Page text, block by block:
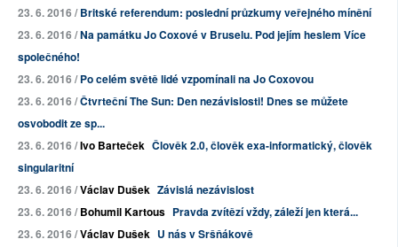
23. 6. 2016 /Britské referendum: poslední průzkumy veřejného mínění
23. 6. 2016 /Na památku Jo Coxové v Bruselu. Pod jejím heslem Více
společného!
23. 6. 2016 /Po celém světě lidé vzpomínali na Jo Coxovou
23. 6. 2016 /Čtvrteční The Sun: Den nezávislosti! Dnes se můžete
osvobodit ze sp...
23. 6. 2016 /Ivo Barteček Člověk 2.0, člověk exa-informatický, člověk
singularitní
23. 6. 2016 /Václav Dušek Závislá nezávislost
23. 6. 2016 /Bohumil Kartous Pravda zvítězí vždy, záleží jen která...
23. 6. 2016 /Václav Dušek U nás v Sršňákově